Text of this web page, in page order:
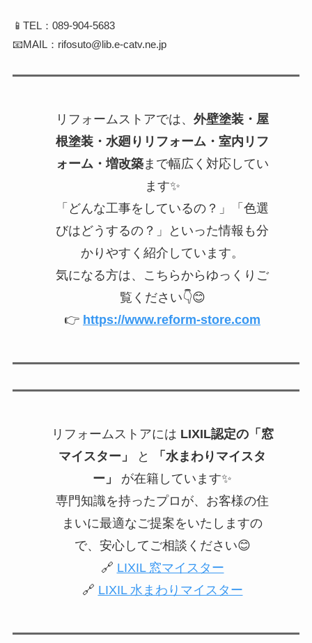
📱TEL：089-904-5683
📧MAIL：rifosuto@lib.e-catv.ne.jp
リフォームストアでは、 外壁塗装・屋
根塗装・水廻りリフォーム・室内リフ
ォーム・増改築 まで幅広く対応してい
ます✨
「どんな工事をしているの？」「色選
びはどうするの？」といった情報も分
かりやすく紹介しています。
気になる方は、こちらからゆっくりご
覧ください👇😊
👉 https://www.reform-store.com
リフォームストアには LIXIL認定の「窓
マイスター」
と
「水まわりマイスタ
ー」
が在籍しています✨
専門知識を持ったプロが、お客様の住
まいに最適なご提案をいたしますの
で、安心してご相談ください😊
🔗 LIXIL 窓マイスター
🔗 LIXIL 水まわりマイスター